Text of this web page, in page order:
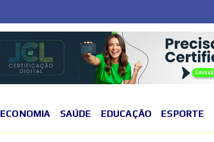
ECONOMIA SAÚDE EDUCAÇÃO ESPORTE